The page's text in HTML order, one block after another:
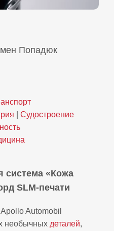
Попадюк
Судостроение
система «Кожа
SLM‑печати
Automobil
необычных деталей,